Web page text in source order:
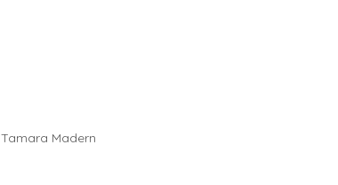
Tamara Madern